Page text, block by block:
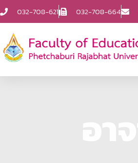
032-708-621 032-708-664